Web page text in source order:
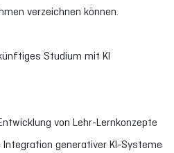
verzeichnen können.
Studium mit KI
von Lehr-Lernkonzepte
generativer KI-Systeme